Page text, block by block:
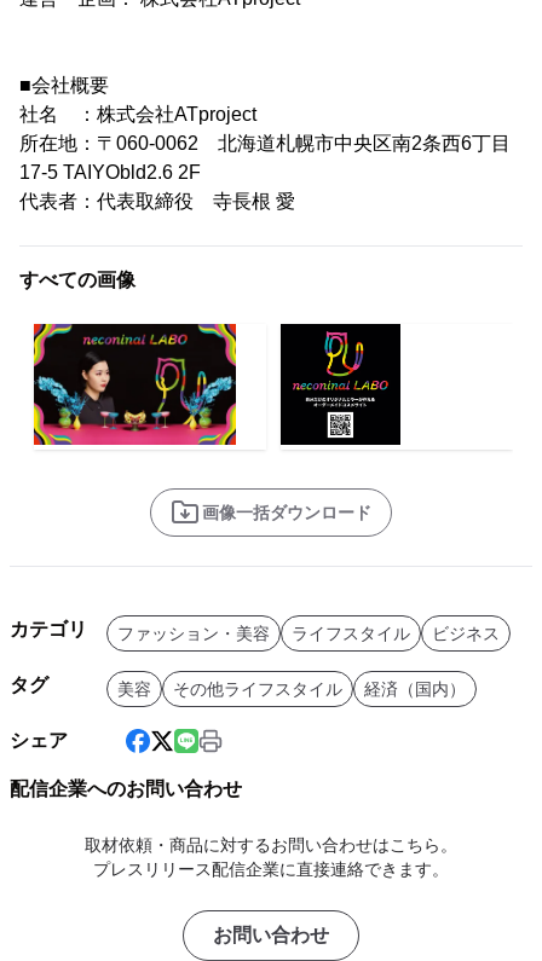
■会社概要
社名 ：株式会社ATproject
所在地：〒060-0062 北海道札幌市中央区南2条西6丁目
17-5 TAIYObld2.6 2F
代表者：代表取締役 寺長根 愛
すべての画像
画像一括ダウンロード
カテゴリ ファッション・美容 ライフスタイル ビジネス
タグ 美容 その他ライフスタイル 経済（国内）
シェア
配信企業へのお問い合わせ
取材依頼・商品に対するお問い合わせはこちら。
プレスリリース配信企業に直接連絡できます。
お問い合わせ